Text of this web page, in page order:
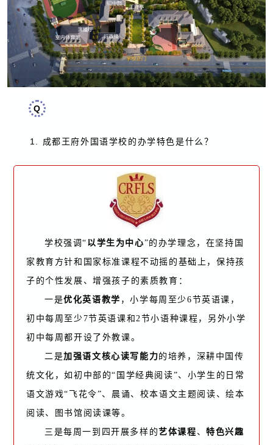
Q
1. 成都王府外国语学校的办学特色是什么？
学校强调“ 以学生为中心”的办学理念，在坚持国
家教育方针和国家标准课程不动摇的基础上，保持孩
子的个性发展、增强孩子的素质教育：
一是优化英语教学 ，小学每周至少6节英语课，
初中每周至少7节英语课和2节小语种课程，另外小学
初中每周都开设了外教课。
二是加强语文核心读写能力的培养，深耕中国传
统文化，如初中部的“国学经典阅读”、小学生的日常
语文游戏“飞花令”、晨诵、校本语文主题阅读、绘本
阅读、图书馆阅读课等。
三是每周一到四开展多样的艺体课程 、特色兴趣